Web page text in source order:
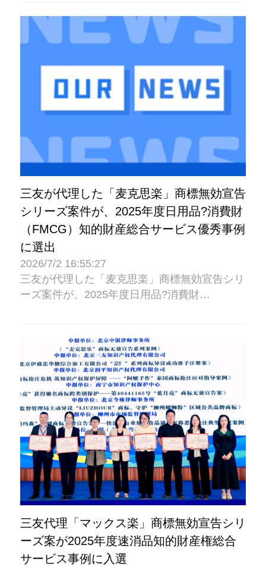
三友が代理した「麦克思楽」商標無効宣告
シリーズ案件が、2025年度日用品?消費財
（FMCG）知的財産総合サービス優秀事例
に選出
2026/7/2 16:55:27
三友が代理した「麦克思楽」商標無効宣告シリ
ーズ案件が、2025年度日用品?消費財
三友代理「マックス楽」商標無効宣告シリ
ーズ案が2025年度速消品知的財産権総合
サービス事例に入選